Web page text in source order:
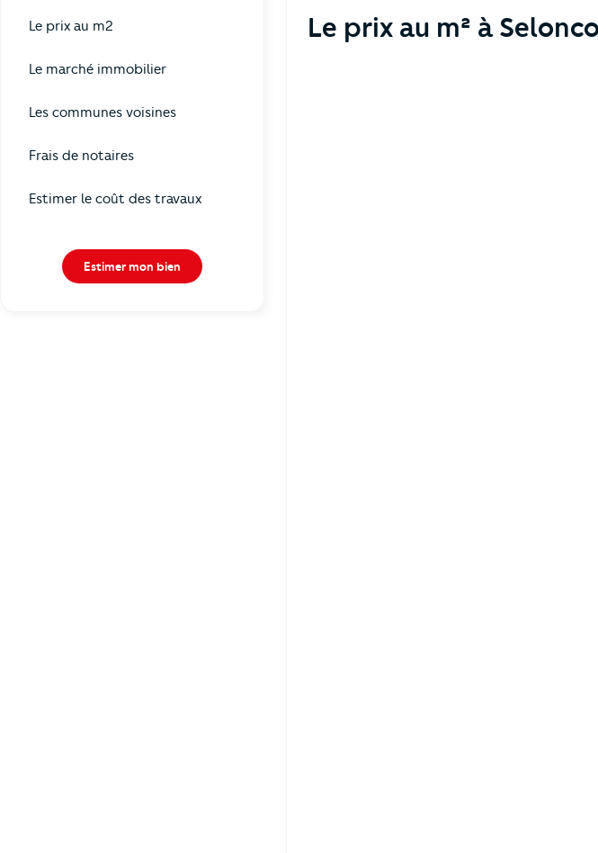
Le prix au m2
Le marché immobilier
Les communes voisines
Frais de notaires
Estimer le coût des travaux
Estimer mon bien
Le prix au m² à